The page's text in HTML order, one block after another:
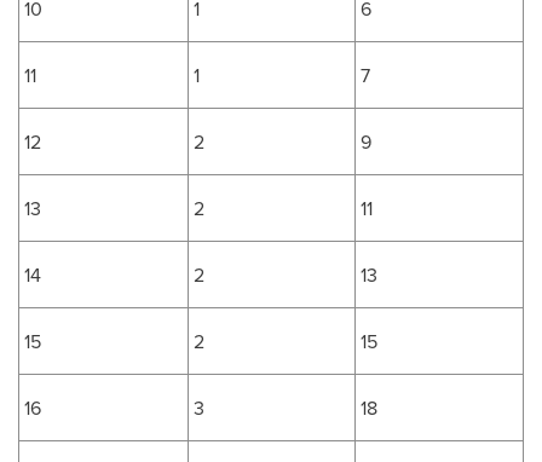
10 1 6
11 1 7
12 2 9
13 2 11
14 2 13
15 2 15
16 3 18